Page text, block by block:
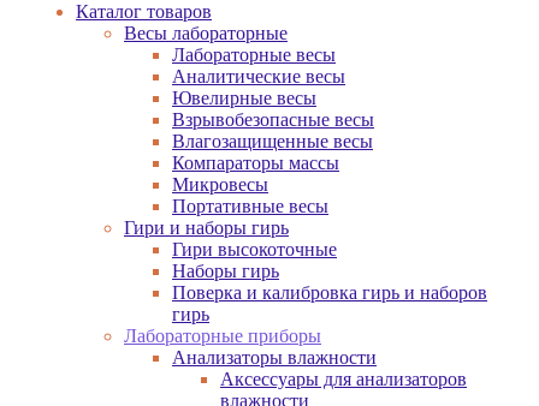
Каталог товаров
Весы лабораторные
Лабораторные весы
Аналитические весы
Ювелирные весы
Взрывобезопасные весы
Влагозащищенные весы
Компараторы массы
Микровесы
Портативные весы
Гири и наборы гирь
Гири высокоточные
Наборы гирь
Поверка и калибровка гирь и наборов
гирь
Лабораторные приборы
Анализаторы влажности
Аксессуары для анализаторов
влажности